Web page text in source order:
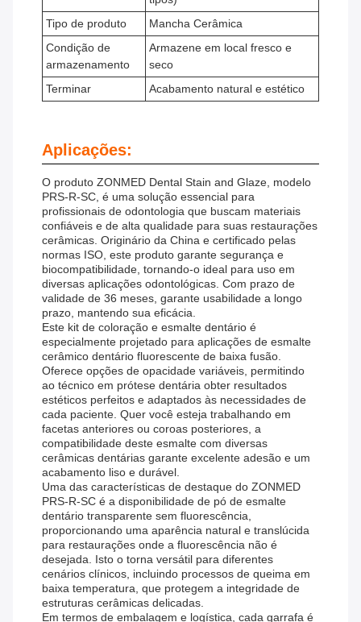
Tipo de produto
Mancha Cerâmica
Condição de
armazenamento
Armazene em local fresco e
seco
Terminar
Acabamento natural e estético
Aplicações:
O produto ZONMED Dental Stain and Glaze, modelo
PRS-R-SC, é uma solução essencial para
profissionais de odontologia que buscam materiais
confiáveis ​​e de alta qualidade para suas restaurações
cerâmicas. Originário da China e certificado pelas
normas ISO, este produto garante segurança e
biocompatibilidade, tornando-o ideal para uso em
diversas aplicações odontológicas. Com prazo de
validade de 36 meses, garante usabilidade a longo
prazo, mantendo sua eficácia.
Este kit de coloração e esmalte dentário é
especialmente projetado para aplicações de esmalte
cerâmico dentário fluorescente de baixa fusão.
Oferece opções de opacidade variáveis, permitindo
ao técnico em prótese dentária obter resultados
estéticos perfeitos e adaptados às necessidades de
cada paciente. Quer você esteja trabalhando em
facetas anteriores ou coroas posteriores, a
compatibilidade deste esmalte com diversas
cerâmicas dentárias garante excelente adesão e um
acabamento liso e durável.
Uma das características de destaque do ZONMED
PRS-R-SC é a disponibilidade de pó de esmalte
dentário transparente sem fluorescência,
proporcionando uma aparência natural e translúcida
para restaurações onde a fluorescência não é
desejada. Isto o torna versátil para diferentes
cenários clínicos, incluindo processos de queima em
baixa temperatura, que protegem a integridade de
estruturas cerâmicas delicadas.
Em termos de embalagem e logística, cada garrafa é